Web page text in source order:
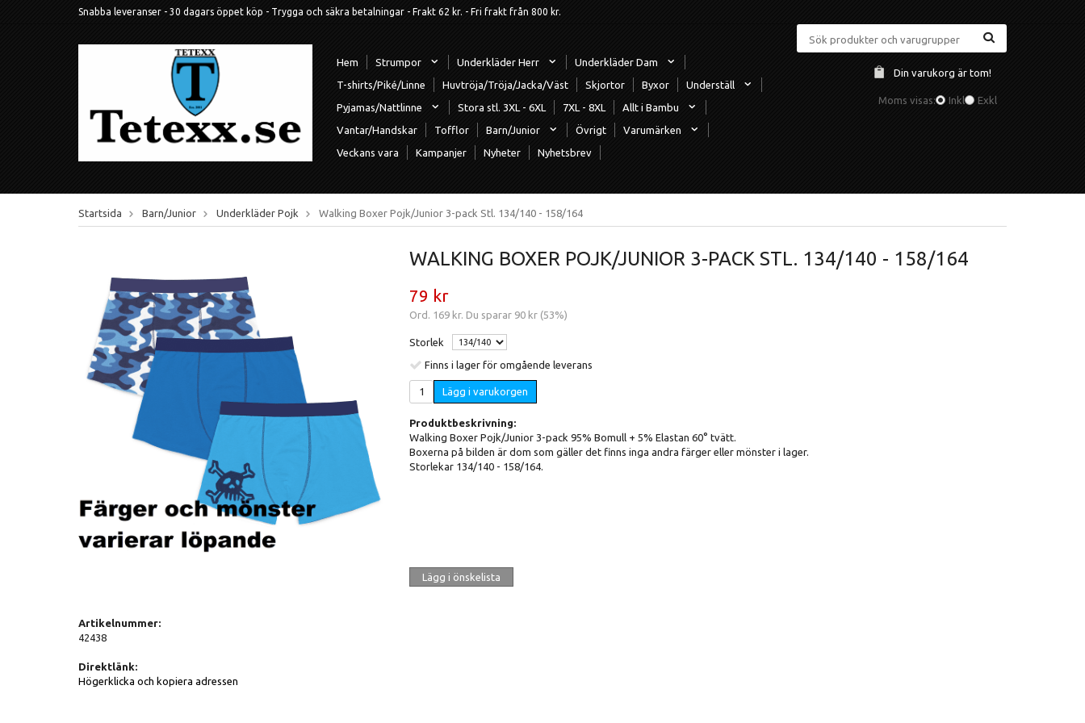
Snabba leveranser - 30 dagars öppet köp - Trygga och säkra betalningar - Frakt 62 kr. - Fri frakt från 800 kr.
Hem Strumpor Underkläder Herr
Underkläder Dam
T-shirts/Piké/Linne
Huvtröja/Tröja/Jacka/Väst Skjortor Byxor
Underställ
Pyjamas/Nattlinne
Stora stl. 3XL - 6XL 7XL - 8XL
Allt i Bambu
Vantar/Handskar
Tofflor Barn/Junior Övrigt
Varumärken
Veckans vara
Kampanjer Nyheter Nyhetsbrev
Din varukorg är tom!
Moms visas: Inkl Exkl
Startsida Barn/Junior Underkläder Pojk Walking Boxer Pojk/Junior 3-pack Stl. 134/140 - 158/164
WALKING BOXER POJK/JUNIOR 3-PACK STL. 134/140 - 158/164
79 kr
Ord. 169 kr. Du sparar 90 kr (53%)
Storlek
Finns i lager för omgående leverans
Lägg i varukorgen
Produktbeskrivning:
Walking Boxer Pojk/Junior 3-pack 95% Bomull + 5% Elastan 60° tvätt.
Boxerna på bilden är dom som gäller det finns inga andra färger eller mönster i lager.
Storlekar 134/140 - 158/164.
Lägg i önskelista
Artikelnummer:
42438
Direktlänk:
Högerklicka och kopiera adressen